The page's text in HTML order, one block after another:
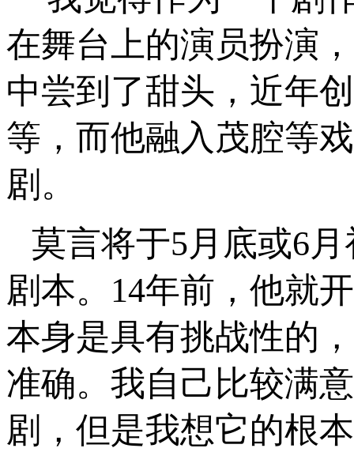
在舞台上的演员扮演
中尝到了甜头，近年
等，而他融入茂腔等
剧。
莫言将于5月底或6
剧本。14年前，他就
本身是具有挑战性的
准确。我自己比较满
剧，但是我想它的根